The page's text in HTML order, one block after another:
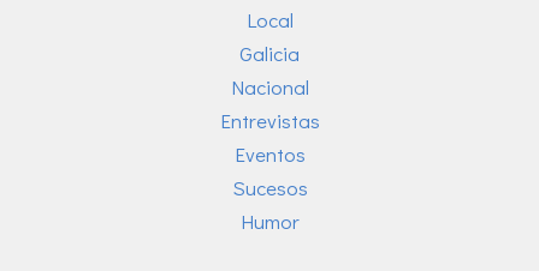
Local
Galicia
Nacional
Entrevistas
Eventos
Sucesos
Humor